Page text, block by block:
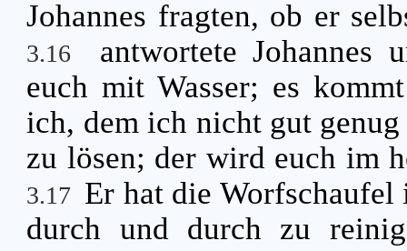
Johannes fragten, ob er
3.16
antwortete Johannes
euch mit Wasser; es
ich, dem ich nicht gut
zu lösen; der wird euch im
3.17 Er hat die Worfschaufel
durch und durch zu